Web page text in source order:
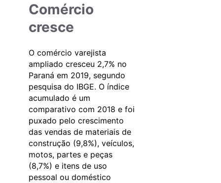
Comércio
cresce
O comércio varejista
ampliado cresceu 2,7% no
Paraná em 2019, segundo
pesquisa do IBGE. O índice
acumulado é um
comparativo com 2018 e foi
puxado pelo crescimento
das vendas de materiais de
construção (9,8%), veículos,
motos, partes e peças
(8,7%) e itens de uso
pessoal ou doméstico